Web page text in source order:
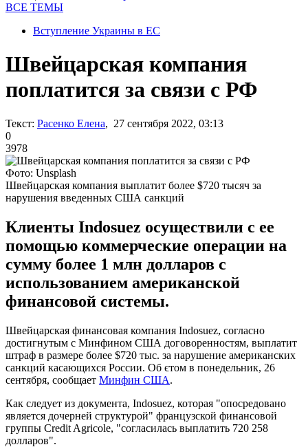
ВСЕ ТЕМЫ
Вступление Украины в ЕС
Швейцарская компания
поплатится за связи с РФ
Текст: Расенко Елена, 27 сентября 2022, 03:13
0
3978
Фото: Unsplash
Швейцарская компания выплатит более $720 тысяч за
нарушения введенных США санкций
Клиенты Indosuez осуществили с ее
помощью коммерческие операции на
сумму более 1 млн долларов с
использованием американской
финансовой системы.
Швейцарская финансовая компания Indosuez, согласно
достигнутым с Минфином США договоренностям, выплатит
штраф в размере более $720 тыс. за нарушение американских
санкций касающихся России. Об єтом в понедельник, 26
сентября, сообщает Минфин США.
Как следует из документа, Indosuez, которая "опосредовано
является дочерней структурой" французской финансовой
группы Credit Agricole, "согласилась выплатить 720 258
долларов".